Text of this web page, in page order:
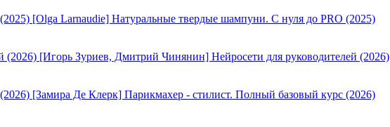
[Olga Larnaudie] Натуральные твердые шампуни. С нуля до PRO (2025)
[Игорь Зуриев, Дмитрий Чинянин] Нейросети для руководителей (2026)
[Замира Де Клерк] Парикмахер - стилист. Полный базовый курс (2026)